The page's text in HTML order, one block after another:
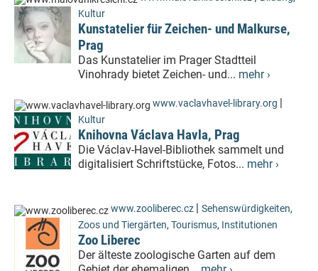
Kultur
Kunstatelier für Zeichen- und Malkurse,
Prag
Das Kunstatelier im Prager Stadtteil
Vinohrady bietet Zeichen- und... mehr ›
www.vaclavhavel-library.org |
Kultur
Knihovna Václava Havla, Prag
Die Václav-Havel-Bibliothek sammelt und
digitalisiert Schriftstücke, Fotos... mehr ›
www.zooliberec.cz | Sehenswürdigkeiten,
Zoos und Tiergärten, Tourismus, Institutionen
Zoo Liberec
Der älteste zoologische Garten auf dem